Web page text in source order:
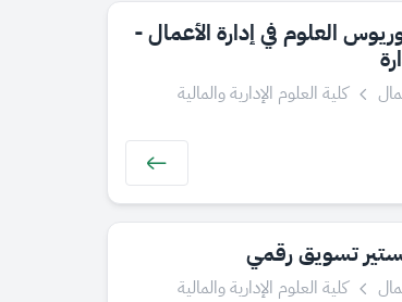
العلوم في إدارة الأعمال -
كلية العلوم الإدارية والمالية
تسويق رقمي
كلية العلوم الإدارية والمالية